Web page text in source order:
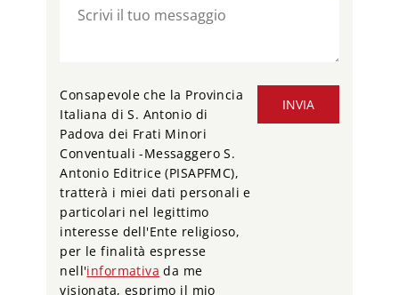
INVIA
Consapevole che la Provincia
Italiana di S. Antonio di
Padova dei Frati Minori
Conventuali -Messaggero S.
Antonio Editrice (PISAPFMC),
tratterà i miei dati personali e
particolari nel legittimo
interesse dell'Ente religioso,
per le finalità espresse
nell'informativa da me
visionata, esprimo il mio